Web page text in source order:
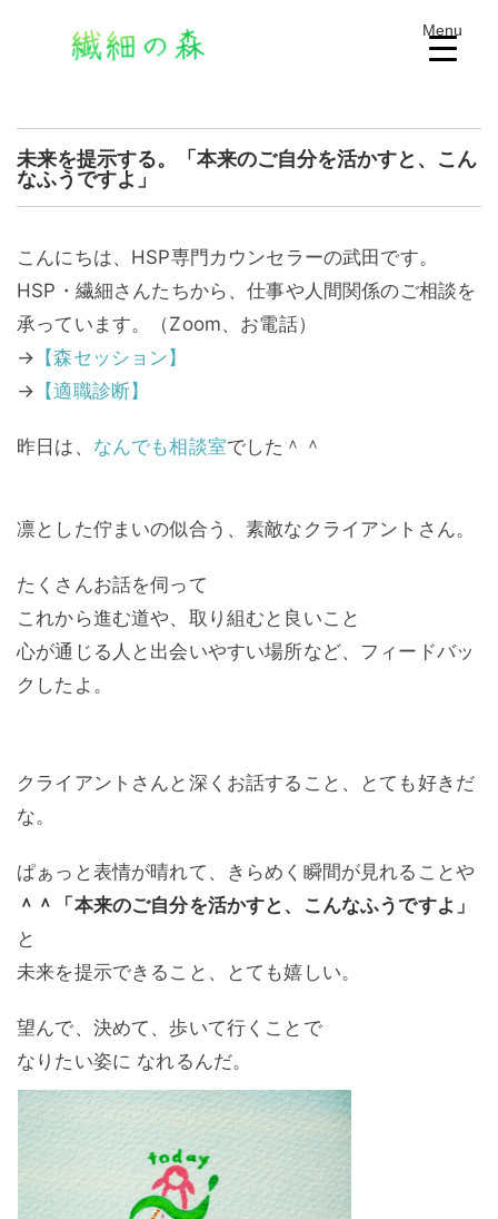
未来を提示する。「本来のご自分を活かすと、こん
なふうですよ」
こんにちは、HSP専門カウンセラーの武田です。
HSP・繊細さんたちから、仕事や人間関係のご相談を
承っています。（Zoom、お電話）
→ 【森セッション】
→ 【適職診断】
昨日は、 なんでも相談室でした＾＾
凛とした佇まいの似合う、素敵なクライアントさん。
たくさんお話を伺って
これから進む道や、取り組むと良いこと
心が通じる人と出会いやすい場所など、フィードバッ
クしたよ。
クライアントさんと深くお話すること、とても好きだ
な。
ぱぁっと表情が晴れて、きらめく瞬間が見れることや
＾＾「本来のご自分を活かすと、こんなふうですよ」
と
未来を提示できること、とても嬉しい。
望んで、決めて、歩いて行くことで
なりたい姿に なれるんだ。
Menu